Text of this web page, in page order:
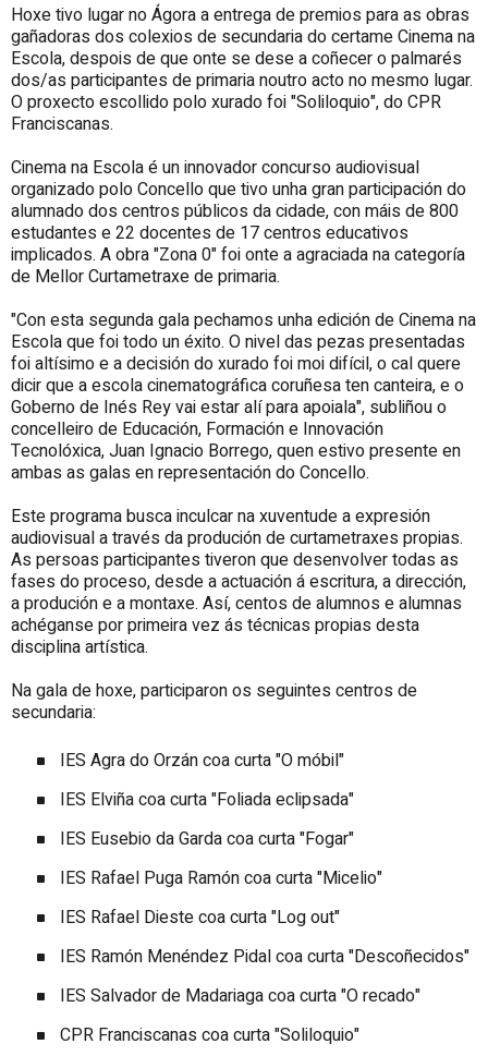
Hoxe tivo lugar no Ágora a entrega de premios para as obras
gañadoras dos colexios de secundaria do certame Cinema na
Escola, despois de que onte se dese a coñecer o palmarés
dos/as participantes de primaria noutro acto no mesmo lugar.
O proxecto escollido polo xurado foi "Soliloquio", do CPR
Franciscanas.
Cinema na Escola é un innovador concurso audiovisual
organizado polo Concello que tivo unha gran participación do
alumnado dos centros públicos da cidade, con máis de 800
estudantes e 22 docentes de 17 centros educativos
implicados. A obra "Zona 0" foi onte a agraciada na categoría
de Mellor Curtametraxe de primaria.
"Con esta segunda gala pechamos unha edición de Cinema na
Escola que foi todo un éxito. O nivel das pezas presentadas
foi altísimo e a decisión do xurado foi moi difícil, o cal quere
dicir que a escola cinematográfica coruñesa ten canteira, e o
Goberno de Inés Rey vai estar alí para apoiala", subliñou o
concelleiro de Educación, Formación e Innovación
Tecnolóxica, Juan Ignacio Borrego, quen estivo presente en
ambas as galas en representación do Concello.
Este programa busca inculcar na xuventude a expresión
audiovisual a través da produción de curtametraxes propias.
As persoas participantes tiveron que desenvolver todas as
fases do proceso, desde a actuación á escritura, a dirección,
a produción e a montaxe. Así, centos de alumnos e alumnas
achéganse por primeira vez ás técnicas propias desta
disciplina artística.
Na gala de hoxe, participaron os seguintes centros de
secundaria:
IES Agra do Orzán coa curta "O móbil"
IES Elviña coa curta "Foliada eclipsada"
IES Eusebio da Garda coa curta "Fogar"
IES Rafael Puga Ramón coa curta "Micelio"
IES Rafael Dieste coa curta "Log out"
IES Ramón Menéndez Pidal coa curta "Descoñecidos"
IES Salvador de Madariaga coa curta "O recado"
CPR Franciscanas coa curta "Soliloquio"